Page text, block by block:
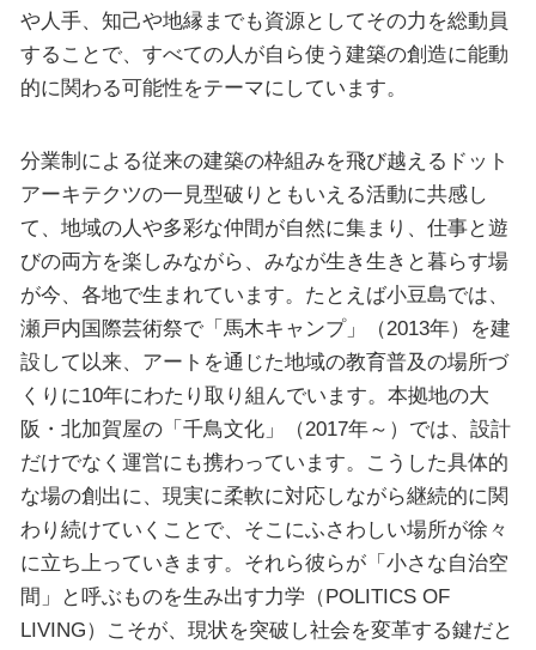
や人手、知己や地縁までも資源としてその力を総動員
することで、すべての人が自ら使う建築の創造に能動
的に関わる可能性をテーマにしています。
分業制による従来の建築の枠組みを飛び越えるドット
アーキテクツの一見型破りともいえる活動に共感し
て、地域の人や多彩な仲間が自然に集まり、仕事と遊
びの両方を楽しみながら、みなが生き生きと暮らす場
が今、各地で生まれています。たとえば小豆島では、
瀬戸内国際芸術祭で「馬木キャンプ」（2013年）を建
設して以来、アートを通じた地域の教育普及の場所づ
くりに10年にわたり取り組んでいます。本拠地の大
阪・北加賀屋の「千鳥文化」（2017年～）では、設計
だけでなく運営にも携わっています。こうした具体的
な場の創出に、現実に柔軟に対応しながら継続的に関
わり続けていくことで、そこにふさわしい場所が徐々
に立ち上っていきます。それら彼らが「小さな自治空
間」と呼ぶものを生み出す力学（POLITICS OF
LIVING）こそが、現状を突破し社会を変革する鍵だと